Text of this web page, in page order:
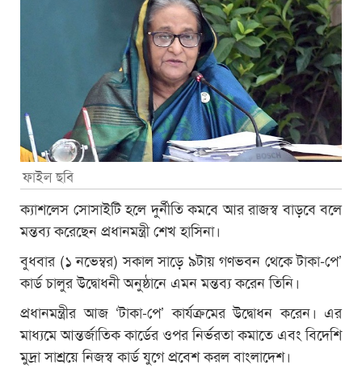
ফাইল ছবি
ক্যাশলেস সোসাইটি হলে দুর্নীতি কমবে আর রাজস্ব বাড়বে বলে
মন্তব্য করেছেন প্রধানমন্ত্রী শেখ হাসিনা।
বুধবার (১ নভেম্বর) সকাল সাড়ে ৯টায় গণভবন থেকে টাকা-পে’
কার্ড চালুর উদ্বোধনী অনুষ্ঠানে এমন মন্তব্য করেন তিনি।
প্রধানমন্ত্রীর আজ ‘টাকা-পে’ কার্যক্রমের উদ্বোধন করেন। এর
মাধ্যমে আন্তর্জাতিক কার্ডের ওপর নির্ভরতা কমাতে এবং বিদেশি
মুদ্রা সাশ্রয়ে নিজস্ব কার্ড যুগে প্রবেশ করল বাংলাদেশ।